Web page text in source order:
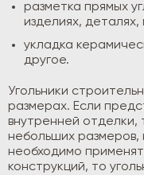
разметка прямых
изделиях, деталях,
укладка
другое.
Угольники
размерах. Если
внутренней
небольших
необходимо
конструкций, то